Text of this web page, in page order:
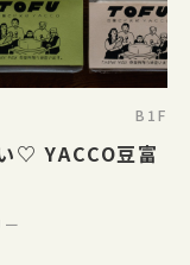
B1F
豆富